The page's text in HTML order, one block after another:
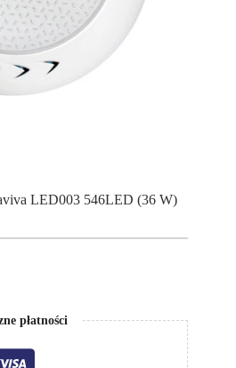
LED003 546LED (36 W)
płatności